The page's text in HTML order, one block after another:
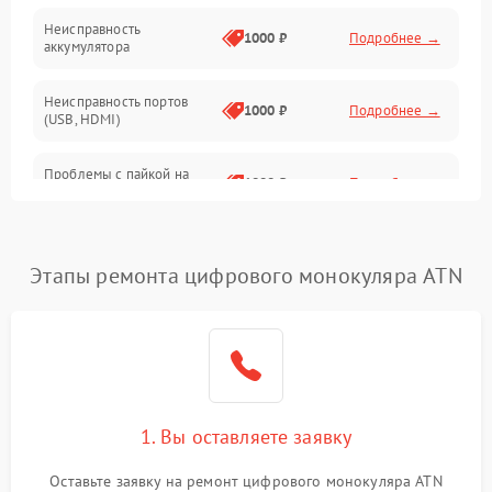
Неисправность
аккумулятора
1000 ₽ Подробнее →
Неисправность портов
(USB, HDMI)
1000 ₽ Подробнее →
Проблемы с пайкой на
1000 ₽ Подробнее →
500 ₽
1500 ₽
изображения
1000 ₽ Подробнее →
Этапы ремонта цифрового монокуляра ATN
1. Вы оставляете заявку
Оставьте заявку на ремонт цифрового монокуляра ATN